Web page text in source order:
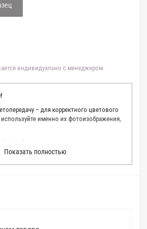
индивидуально с менеджером
– для корректного цветового
именно их фотоизображения,
чтобы точно описать цвет каждой
Мы осматриваем и фотографируем
цветов из-за одного простого факта:
Показать полностью